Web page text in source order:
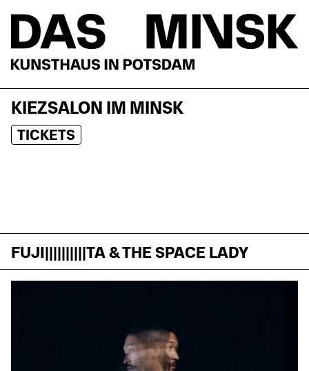
KIEZSALON IM MINSK
TICKETS
FUJI||||||||||TA & THE SPACE LADY